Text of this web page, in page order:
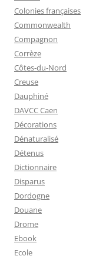
Colonies françaises
Commonwealth
Compagnon
Corrèze
Côtes-du-Nord
Creuse
Dauphiné
DAVCC Caen
Décorations
Dénaturalisé
Détenus
Dictionnaire
Disparus
Dordogne
Douane
Drome
Ebook
Ecole